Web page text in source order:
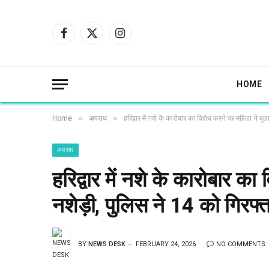
Facebook
X
Instagram
HOME
Home » अपराध » हरिद्वार में नशे के कारोबार का विरोध करने पर महिला ने
अपराध
हरिद्वार में नशे के कारोबार
नशेड़ी, पुलिस ने 14 को
BY NEWS DESK FEBRUARY 24, 2026 NO COMMENTS